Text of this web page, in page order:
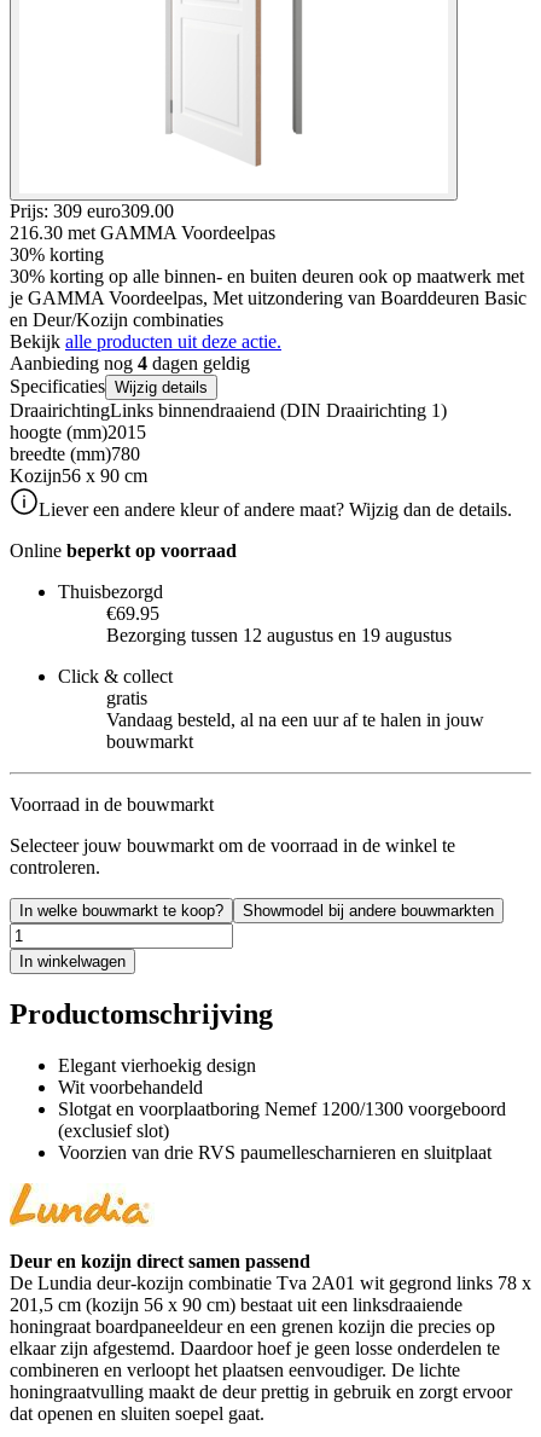
Prijs: 309 euro309.00
216.30 met GAMMA Voordeelpas
30% korting
30% korting op alle binnen- en buiten deuren ook op maatwerk met
je GAMMA Voordeelpas, Met uitzondering van Boarddeuren Basic
en Deur/Kozijn combinaties
Bekijk alle producten uit deze actie.
Aanbieding nog 4 dagen geldig
Specificaties Wijzig details
DraairichtingLinks binnendraaiend (DIN Draairichting 1)
hoogte (mm)2015
breedte (mm)780
Kozijn56 x 90 cm
Liever een andere kleur of andere maat? Wijzig dan de details.
Online beperkt op voorraad
Thuisbezorgd
€69.95
Bezorging tussen 12 augustus en 19 augustus
Click & collect
gratis
Vandaag besteld, al na een uur af te halen in jouw
bouwmarkt
Voorraad in de bouwmarkt
Selecteer jouw bouwmarkt om de voorraad in de winkel te
controleren.
In welke bouwmarkt te koop? Showmodel bij andere bouwmarkten
In winkelwagen
Productomschrijving
Elegant vierhoekig design
Wit voorbehandeld
Slotgat en voorplaatboring Nemef 1200/1300 voorgeboord
(exclusief slot)
Voorzien van drie RVS paumellescharnieren en sluitplaat
Deur en kozijn direct samen passend
De Lundia deur-kozijn combinatie Tva 2A01 wit gegrond links 78 x
201,5 cm (kozijn 56 x 90 cm) bestaat uit een linksdraaiende
honingraat boardpaneeldeur en een grenen kozijn die precies op
elkaar zijn afgestemd. Daardoor hoef je geen losse onderdelen te
combineren en verloopt het plaatsen eenvoudiger. De lichte
honingraatvulling maakt de deur prettig in gebruik en zorgt ervoor
dat openen en sluiten soepel gaat.